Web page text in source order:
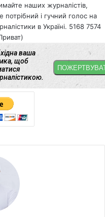
наших журналістів,
і гучний голос на
в Україні. 5168 7574